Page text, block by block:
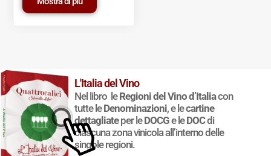
© 2011-2025 Marcello Leder. All rights reserved. | ® Quattrocalici
Marchio Reg. | P.IVA 03921390245
Condizioni d'uso
| Privacy Policy
cookie
L'Italia del Vino
Nel libro leRegioni del Vino d’Italiacon
tutte leDenominazioni, e lecartine
dettagliateper leDOCGe leDOCdi
ciascuna zona vinicola all’interno delle
singole regioni.